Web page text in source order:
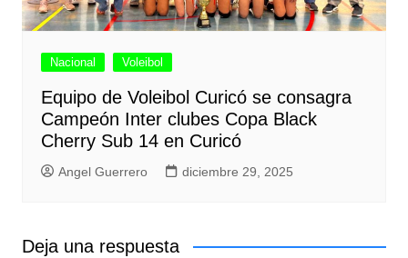
Nacional Voleibol
Equipo de Voleibol Curicó se consagra
Campeón Inter clubes Copa Black
Cherry Sub 14 en Curicó
Angel Guerrero diciembre 29, 2025
Deja una respuesta